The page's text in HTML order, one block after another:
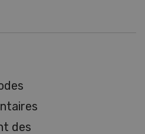
des